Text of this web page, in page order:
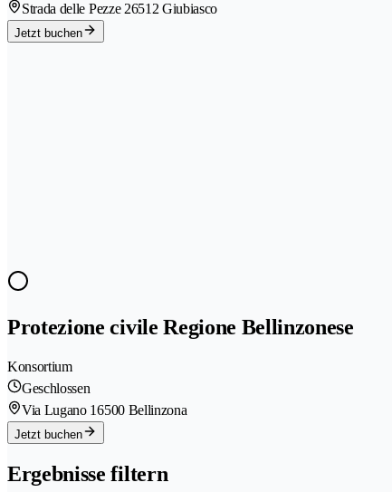
Strada delle Pezze 26512 Giubiasco
Jetzt buchen
Protezione civile Regione Bellinzonese
Konsortium
Geschlossen
Via Lugano 16500 Bellinzona
Jetzt buchen
Ergebnisse filtern